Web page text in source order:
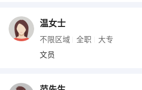
温女士
不限区域 全职 大专
文员